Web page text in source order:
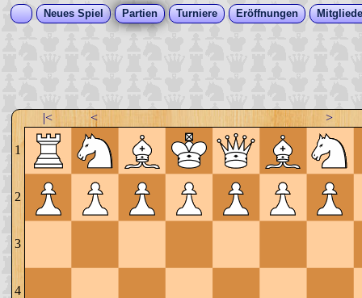
Neues Spiel Partien Turniere Eröffnungen
|< < >
1
2
3
4